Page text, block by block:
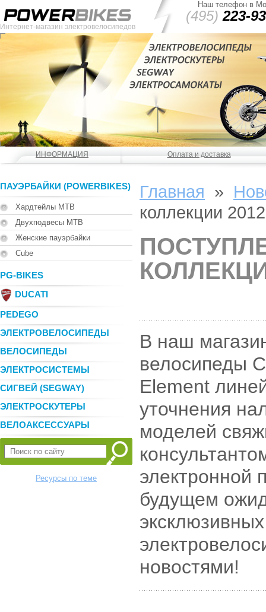
Интернет-магазин электровелосипедов
Наш телефон в
(495) 223-
ИНФОРМАЦИЯ Оплата и доставка
ПАУЭРБАЙКИ (POWERBIKES)
Хардтейлы MTB
Двухподвесы MTB
Женские пауэрбайки
Cube
PG-BIKES
DUCATI
PEDEGO
ЭЛЕКТРОВЕЛОСИПЕДЫ
ВЕЛОСИПЕДЫ
ЭЛЕКТРОСИСТЕМЫ
СИГВЕЙ (SEGWAY)
ЭЛЕКТРОСКУТЕРЫ
ВЕЛОАКСЕССУАРЫ
Ресурсы по теме
Главная »
коллекции
В наш
велосипеды
Element
уточнения
моделей
электронной
будущем
эксклюзивных
новостями!